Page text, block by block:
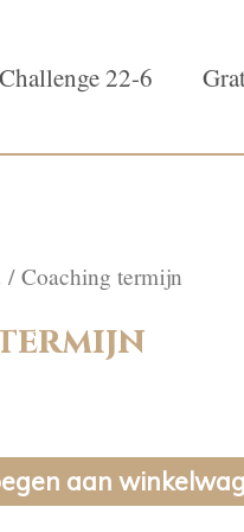
Challenge 22-6
/ Coaching termijn
aan